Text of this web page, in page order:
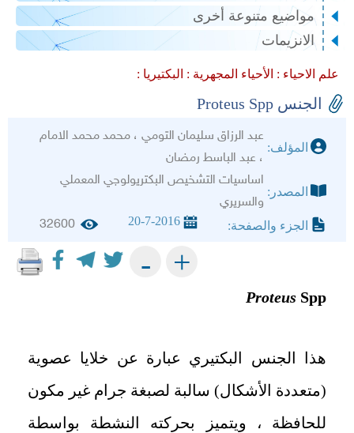
مواضيع متنوعة أخرى
الانزيمات
علم الاحياء : الأحياء المجهرية : البكتيريا :
الجنس Proteus Spp
المؤلف:
عبد الرزاق سليمان التومي ، محمد محمد الامام
، عبد الباسط رمضان
المصدر:
اساسيات التشخيص البكتريولوجي المعملي
والسريري
الجزء والصفحة: 20-7-2016
32600
+
-
Proteus Spp
هذا الجنس البكتيري عبارة عن خلايا عصوية
(متعددة الأشكال) سالبة لصبغة جرام غير مكون
للحافظة ، ويتميز بحركته النشطة بواسطة